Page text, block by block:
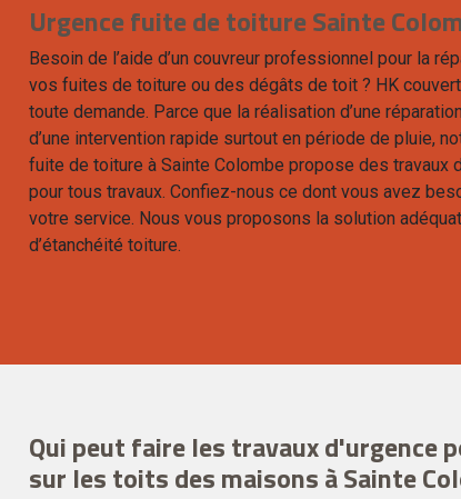
Urgence fuite de toiture Sainte
Besoin de l’aide d’un couvreur professionnel pour la
vos fuites de toiture ou des dégâts de toit ? HK
toute demande. Parce que la réalisation d’une
d’une intervention rapide surtout en période de pluie,
fuite de toiture à Sainte Colombe propose des travaux
pour tous travaux. Confiez-nous ce dont vous avez
votre service. Nous vous proposons la solution
d’étanchéité toiture.
Qui peut faire les travaux d'urgence
sur les toits des maisons à Sainte